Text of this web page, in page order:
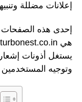
إعلانات مضللة
إحدى هذه الصفحات
يستغل أذونات
وتوجيه